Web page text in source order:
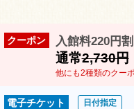
クーポン 入館料220円
通常2,730円
他にも2種類のクー
電子チケット 日付指定